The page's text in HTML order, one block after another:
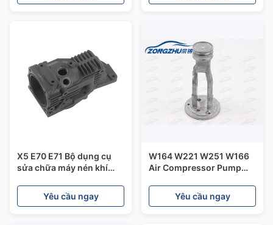
X5 E70 E71 Bộ dụng cụ
sửa chữa máy nén khí
37206799419
37206859714
Yêu cầu ngay
W164 W221 W251 W166
Air Compressor Pump
Connecting Rod
A1643201204
Yêu cầu ngay